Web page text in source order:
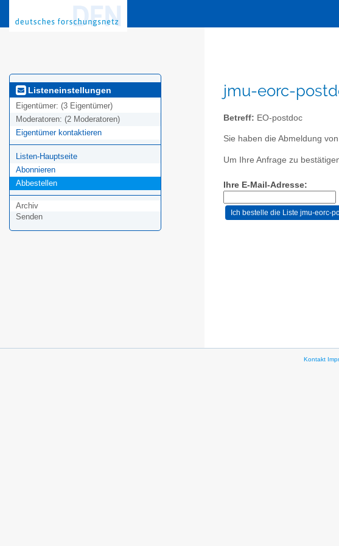
Listeneinstellungen
Eigentümer: (3 Eigentümer)
Moderatoren: (2 Moderatoren)
Eigentümer kontaktieren
Listen-Hauptseite
Abonnieren
Abbestellen
Archiv
Senden
jmu-eorc-
Betreff: EO-postdoc
Sie haben die Abmeldung
Um Ihre Anfrage zu
Ihre E-Mail-Adresse:
Kontakt